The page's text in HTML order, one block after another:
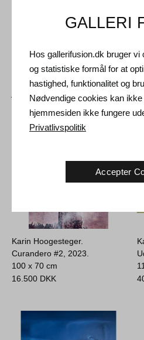
Ramme: Uindrammet
Andre
Karin Hoogesteger.
Curandero #2, 2023.
100 x 70 cm
16.500 DKK
GALLERI
Hos gallerifusion.dk bruger vi
og statistiske formål for at
hastighed, funktionalitet og
Nødvendige cookies kan
hjemmesiden ikke fungere
Privatlivspolitik
Accepter